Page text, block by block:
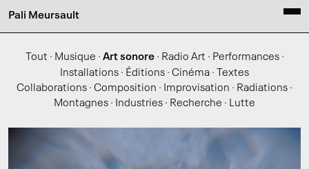
Pali Meursault
Tout · Musique · Art sonore· Radio Art · Performances·
Installations · Éditions · Cinéma ·
Textes
Collaborations · Composition · Improvisation · Radiations ·
Montagnes · Industries · Recherche · Lutte